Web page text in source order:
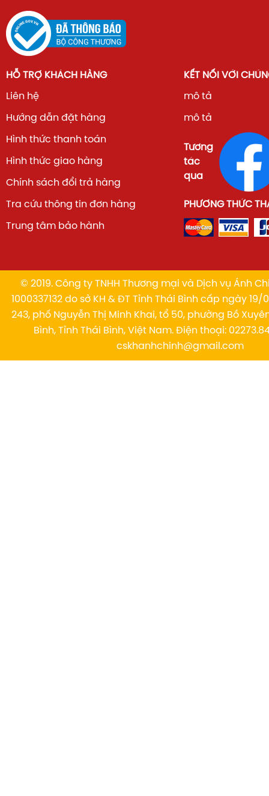
HỖ TRỢ KHÁCH HÀNG
Liên hệ
Hướng dẫn đặt hàng
Hình thức thanh toán
Hình thức giao hàng
Chính sách đổi trả hàng
Tra cứu thông tin đơn hàng
Trung tâm bảo hành
KẾT NỐI VỚI
mô tả
mô tả
Tương
tác
qua
PHƯƠNG THỨC
© 2019. Công ty TNHH Thương mại và Dịch vụ Ánh
1000337132 do sở KH & ĐT Tỉnh Thái Bình cấp ngày 19/
243, phố Nguyễn Thị Minh Khai, tổ 50, phường Bồ
Bình, Tỉnh Thái Bình, Việt Nam. Điện thoại:
cskhanhchinh@gmail.com